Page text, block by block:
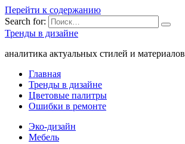
Перейти к содержанию
Search for:
Тренды в дизайне
аналитика актуальных стилей и материалов
Главная
Тренды в дизайне
Цветовые палитры
Ошибки в ремонте
Эко-дизайн
Мебель